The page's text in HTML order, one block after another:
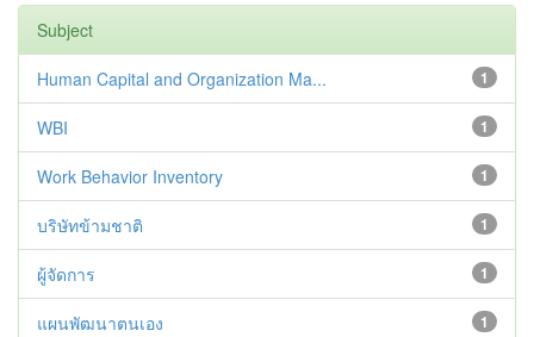
Subject
1
Human Capital and Organization Ma...
1
WBI
1
Work Behavior Inventory
1
บริษัทข้ามชาติ
1
ผู้จัดการ
1
แผนพัฒนาตนเอง